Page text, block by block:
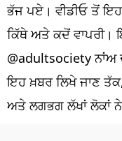
ਪੰਜਾਬ
ਧਰਮ
ਖੇਡਾਂ
ਭੱਜ ਪਏ। ਵੀਡੀਓ ਤੋਂ
ਕਿੱਥੇ ਅਤੇ ਕਦੋਂ ਵਾਪਰੀ।
@adultsociety
ਇਹ ਖ਼ਬਰ ਲਿਖੇ ਜਾਣ
ਅਤੇ ਲਗਭਗ ਲੱਖਾਂ ਲੋਕਾਂ